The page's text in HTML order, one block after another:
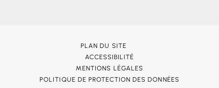
PLAN DU SITE
ACCESSIBILITÉ
MENTIONS LÉGALES
POLITIQUE DE PROTECTION DES DONNÉES